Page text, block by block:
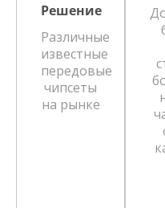
Решение
Различные
известные
передовые
чипсеты
на рынке